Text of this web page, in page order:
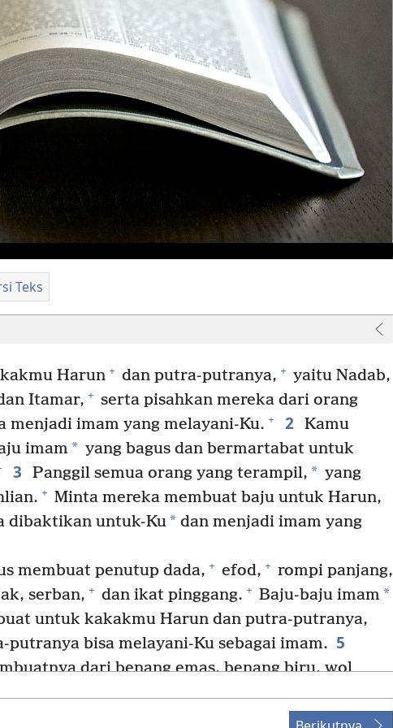
Teks
Harun + dan putra-putranya, + yaitu Nadab,
Itamar, + serta pisahkan mereka dari orang
menjadi imam yang melayani-Ku. + 2 Kamu
imam * yang bagus dan bermartabat untuk
3 Panggil semua orang yang terampil, * yang
+ Minta mereka membuat baju untuk Harun,
dibaktikan untuk-Ku* dan menjadi imam yang
membuat penutup dada, + efod, + rompi panjang,
serban, + dan ikat pinggang. + Baju-baju imam *
untuk kakakmu Harun dan putra-putranya,
putranya bisa melayani-Ku sebagai imam. 5
dari benang emas, benang biru, wol
dari linen halus yang dipintal, benang emas,